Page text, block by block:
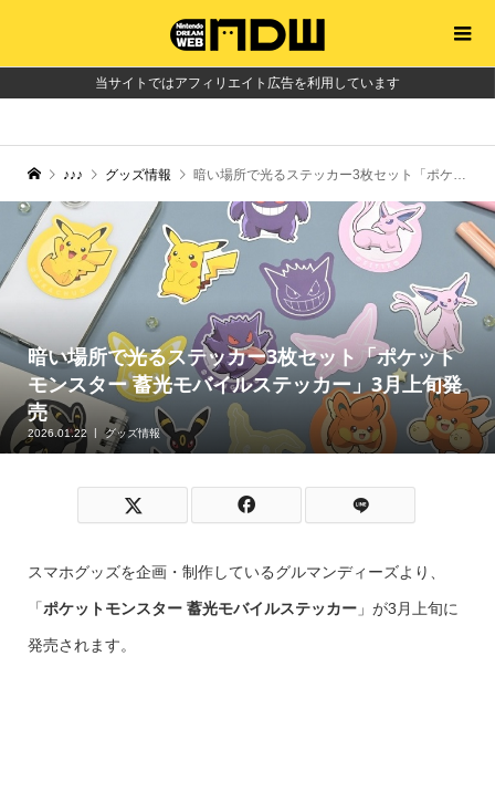
当サイトではアフィリエイト広告を利用しています
♪♪♪ グッズ情報 暗い場所で光るステッカー3枚セット「ポケットモンスター 蓄光モバイルステッカー」3月上旬発売
暗い場所で光るステッカー3枚セット「ポケット
モンスター 蓄光モバイルステッカー」3月上旬発
売
2026.01.22 グッズ情報
スマホグッズを企画・制作しているグルマンディーズより、
「ポケットモンスター 蓄光モバイルステッカー」が3月上旬に
発売されます。